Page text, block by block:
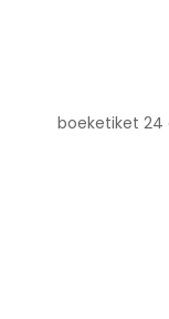
boeketiket 24